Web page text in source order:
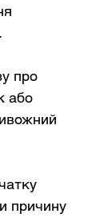
про
або
причину